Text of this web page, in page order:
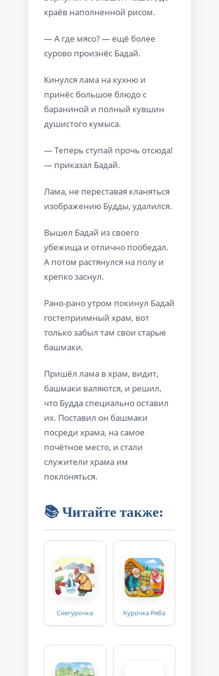
краёв наполненной рисом.
— А где мясо? — ещё более
сурово произнёс Бадай.
Кинулся лама на кухню и
принёс большое блюдо с
бараниной и полный кувшин
душистого кумыса.
— Теперь ступай прочь отсюда!
— приказал Бадай.
Лама, не переставая кланяться
изображению Будды, удалился.
Вышел Бадай из своего
убежища и отлично пообедал.
А потом растянулся на полу и
крепко заснул.
Рано-рано утром покинул Бадай
гостеприимный храм, вот
только забыл там свои старые
башмаки.
Пришёл лама в храм, видит,
башмаки валяются, и решил,
что Будда специально оставил
их. Поставил он башмаки
посреди храма, на самое
почётное место, и стали
служители храма им
поклоняться.
📚 Читайте также:
Снегурочка Курочка Ряба